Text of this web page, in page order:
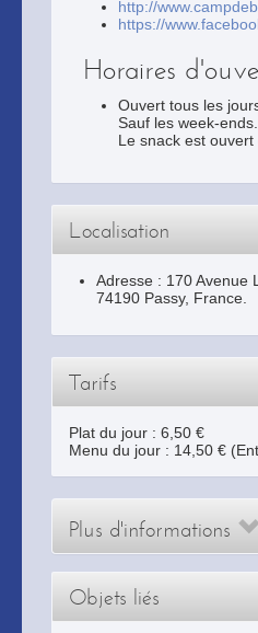
http://
https://
Horaires
Ouvert tous les
Sauf les week-ends.
Le snack est ouvert
Localisation
Adresse : 170 Avenue
74190 Passy, France.
Tarifs
Plat du jour : 6,50 €
Menu du jour : 14,50 €
Plus d'informations
Objets liés